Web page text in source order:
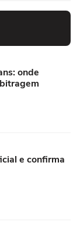
onde
e confirma